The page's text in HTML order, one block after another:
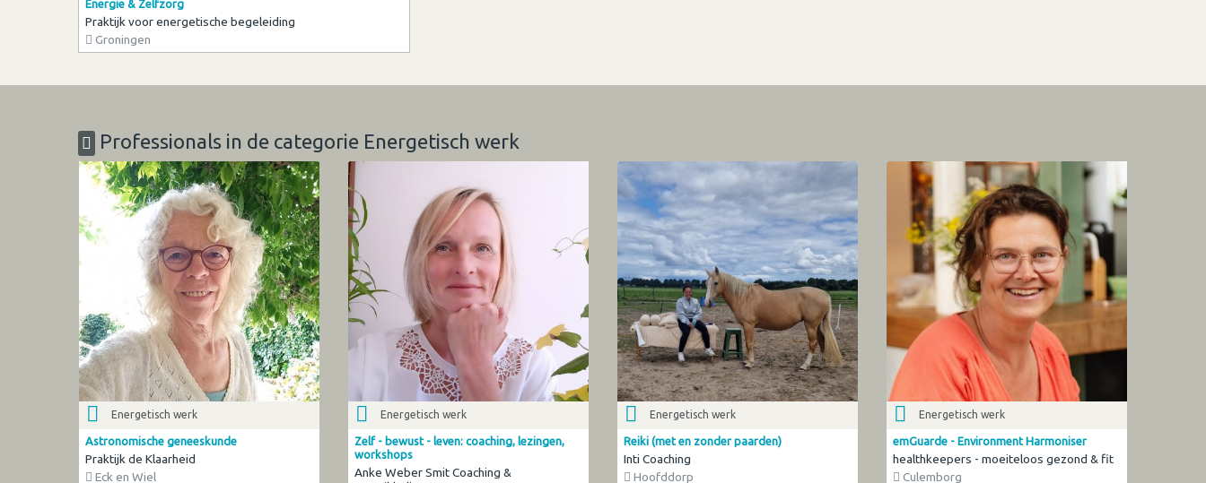
Energie & Zelfzorg
Praktijk voor energetische begeleiding
Groningen
Professionals in de categorie Energetisch werk
Energetisch werk
Astronomische geneeskunde
Praktijk de Klaarheid
Eck en Wiel
Energetisch werk
Zelf - bewust - leven: coaching, lezingen,
workshops
Anke Weber Smit Coaching &
Energetisch werk
Reiki (met en zonder paarden)
Inti Coaching
Hoofddorp
Energetisch werk
emGuarde - Environment Harmoniser
healthkeepers - moeiteloos gezond & fit
Culemborg